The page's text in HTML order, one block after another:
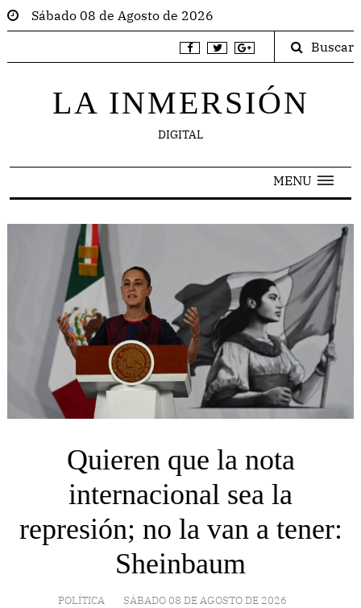
Sábado 08 de Agosto de 2026
Buscar
LA INMERSIÓN
DIGITAL
MENU
Quieren que la nota
internacional sea la
represión; no la van a tener:
Sheinbaum
POLÍTICA SÁBADO 08 DE AGOSTO DE 2026